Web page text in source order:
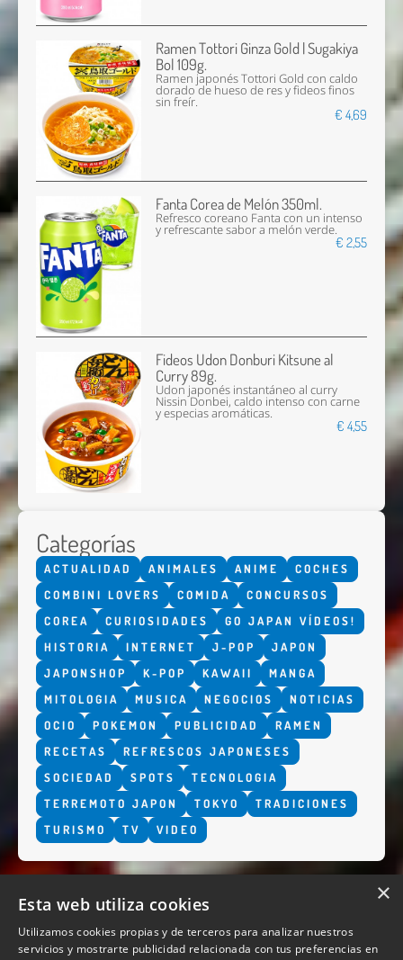
Ramen Tottori Ginza Gold | Sugakiya
Bol 109g.
Ramen japonés Tottori Gold con caldo
dorado de hueso de res y fideos finos
sin freír.
€ 4,69
Fanta Corea de Melón 350ml.
Refresco coreano Fanta con un intenso
y refrescante sabor a melón verde.
€ 2,55
Fideos Udon Donburi Kitsune al
Curry 89g.
Udon japonés instantáneo al curry
Nissin Donbei, caldo intenso con carne
y especias aromáticas.
€ 4,55
Categorías
ACTUALIDAD ANIMALES ANIME
COCHES
COMBINI LOVERS
COMIDA
CONCURSOS
COREA
CURIOSIDADES
GO JAPAN VÍDEOS!
HISTORIA
INTERNET J-POP
JAPON
JAPONSHOP
K-POP KAWAII
MANGA
MITOLOGIA
MUSICA NEGOCIOS
NOTICIAS
OCIO
POKEMON PUBLICIDAD
RAMEN
RECETAS
REFRESCOS JAPONESES
SOCIEDAD
SPOTS
TECNOLOGIA
TERREMOTO JAPON
TOKYO
TRADICIONES
TURISMO
TV VIDEO
×
Esta web utiliza cookies
Utilizamos cookies propias y de terceros para analizar nuestros
servicios y mostrarte publicidad relacionada con tus preferencias en